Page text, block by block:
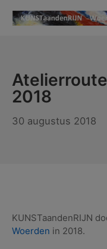
naar
2018
30 augustus 2018
KUNSTaandenRIJN
Woerden in 2018.